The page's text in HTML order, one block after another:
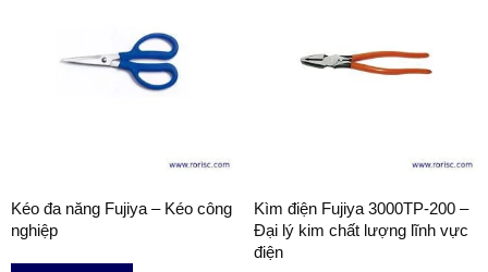
Kéo đa năng Fujiya – Kéo công
nghiệp
Kìm điện Fujiya 3000TP-200 –
Đại lý kim chất lượng lĩnh vực
điện